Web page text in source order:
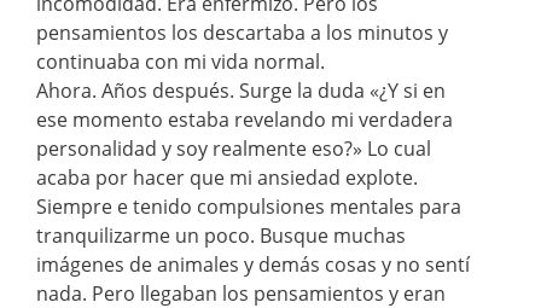
pensamientos los descartaba a los minutos y
continuaba con mi vida normal.
Ahora. Años después. Surge la duda «¿Y si en
ese momento estaba revelando mi verdadera
personalidad y soy realmente eso?» Lo cual
acaba por hacer que mi ansiedad explote.
Siempre e tenido compulsiones mentales para
tranquilizarme un poco. Busque muchas
imágenes de animales y demás cosas y no sentí
nada. Pero llegaban los pensamientos y eran